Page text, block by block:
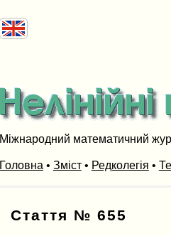
Міжнародний математичний
Головна • Зміст• Редколегія •
Стаття № 655